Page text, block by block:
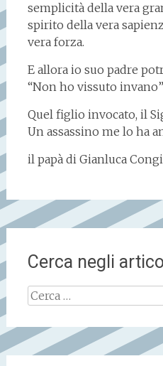
semplicità della vera
spirito della vera
vera forza.
E allora io suo padre
“Non ho vissuto invano”
Quel figlio invocato, il
Un assassino me lo ha
il papà di Gianluca
Cerca negli
Ricerca